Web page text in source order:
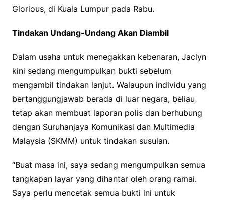
Glorious, di Kuala Lumpur pada Rabu.
Tindakan Undang-Undang Akan Diambil
Dalam usaha untuk menegakkan kebenaran, Jaclyn
kini sedang mengumpulkan bukti sebelum
mengambil tindakan lanjut. Walaupun individu yang
bertanggungjawab berada di luar negara, beliau
tetap akan membuat laporan polis dan berhubung
dengan Suruhanjaya Komunikasi dan Multimedia
Malaysia (SKMM) untuk tindakan susulan.
“Buat masa ini, saya sedang mengumpulkan semua
tangkapan layar yang dihantar oleh orang ramai.
Saya perlu mencetak semua bukti ini untuk